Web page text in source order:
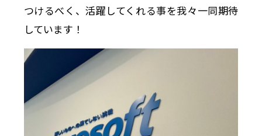
つけるべく、活躍してくれる事を我々一同期待
しています！